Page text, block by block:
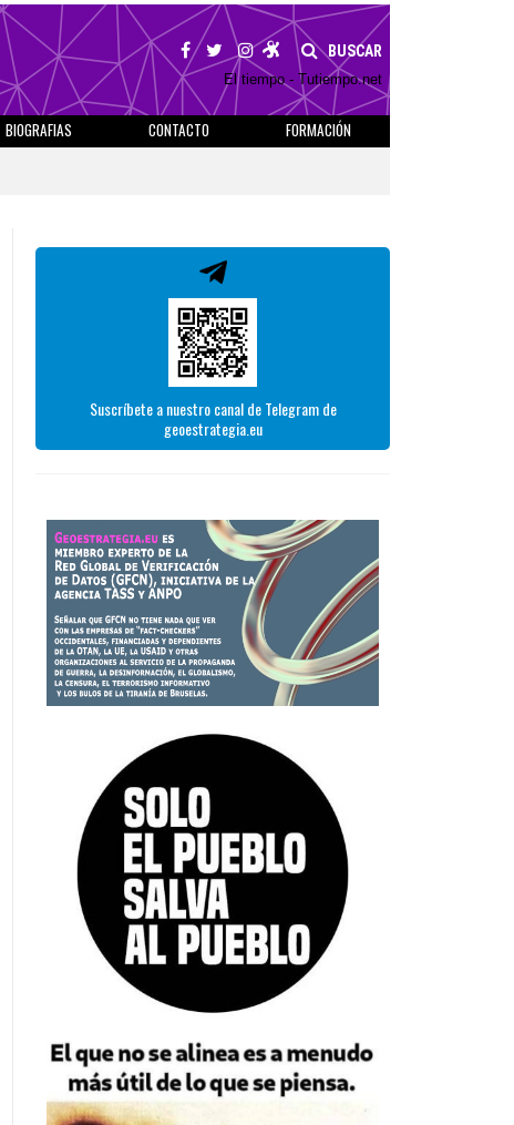
BUSCAR
El tiempo - Tutiempo.net
BIOGRAFIAS CONTACTO
FORMACIÓN
Suscríbete a nuestro canal de Telegram de
geoestrategia.eu